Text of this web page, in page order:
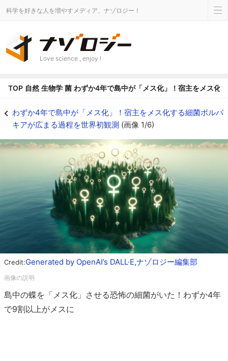
科学を好きな人を増やすメディア、ナゾロジー！
Love science , enjoy !
TOP 自然 生物学 菌 わずか4年で島中が「メス化」！宿主をメス化
わずか4年で島中が「メス化」！宿主をメス化する細菌ボルバ
キアが広まる過程を世界初観測 (画像 1/6)
Credit:Generated by OpenAI’s DALL·E,ナゾロジー編集部
島中の蝶を「メス化」させる恐怖の細菌がいた！わずか4年
で9割以上がメスに